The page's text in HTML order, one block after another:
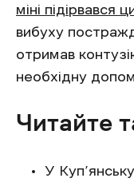
міні підірвався
вибуху
отримав
необхідну
Читайте
У